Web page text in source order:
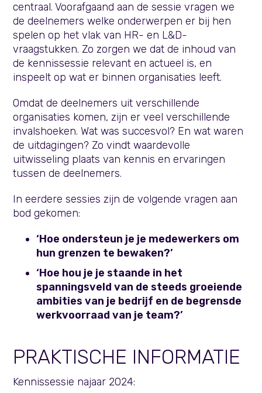
centraal. Voorafgaand aan de sessie vragen we
de deelnemers welke onderwerpen er bij hen
spelen op het vlak van HR- en L&D-
vraagstukken. Zo zorgen we dat de inhoud van
de kennissessie relevant en actueel is, en
inspeelt op wat er binnen organisaties leeft.
Omdat de deelnemers uit verschillende
organisaties komen, zijn er veel verschillende
invalshoeken. Wat was succesvol? En wat waren
de uitdagingen? Zo vindt waardevolle
uitwisseling plaats van kennis en ervaringen
tussen de deelnemers.
In eerdere sessies zijn de volgende vragen aan
bod gekomen:
‘Hoe ondersteun je je medewerkers om
hun grenzen te bewaken?’
‘Hoe hou je je staande in het
spanningsveld van de steeds groeiende
ambities van je bedrijf en de begrensde
werkvoorraad van je team?’
PRAKTISCHE INFORMATIE
Kennissessie najaar 2024: